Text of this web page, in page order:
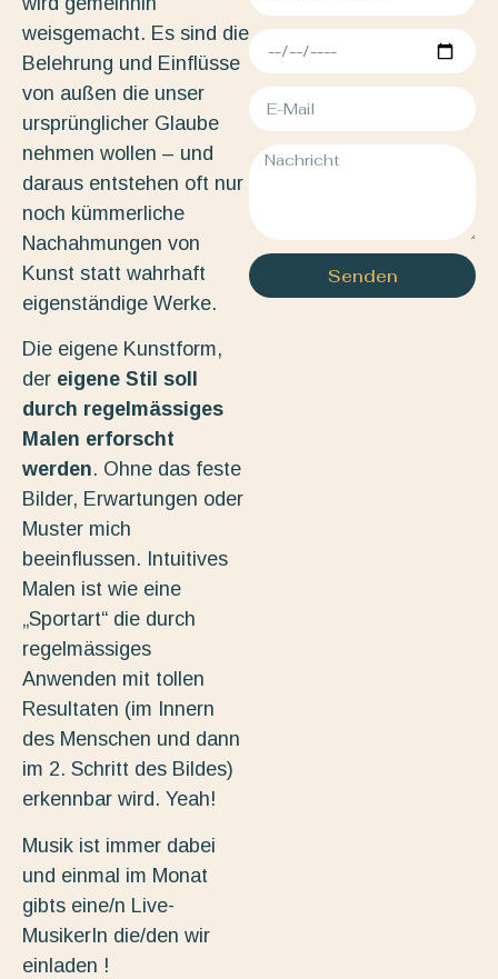
weisgemacht. Es sind die
Belehrung und Einflüsse
von außen die unser
ursprünglicher Glaube
nehmen wollen – und
daraus entstehen oft nur
noch kümmerliche
Nachahmungen von
Kunst statt wahrhaft
eigenständige Werke.
Die eigene Kunstform,
der eigene Stil soll
durch regelmässiges
Malen erforscht
werden. Ohne das feste
Bilder, Erwartungen oder
Muster mich
beeinflussen. Intuitives
Malen ist wie eine
„Sportart“ die durch
regelmässiges
Anwenden mit tollen
Resultaten (im Innern
des Menschen und dann
im 2. Schritt des Bildes)
erkennbar wird. Yeah!
Musik ist immer dabei
und einmal im Monat
gibts eine/n Live-
MusikerIn die/den wir
einladen !
Senden